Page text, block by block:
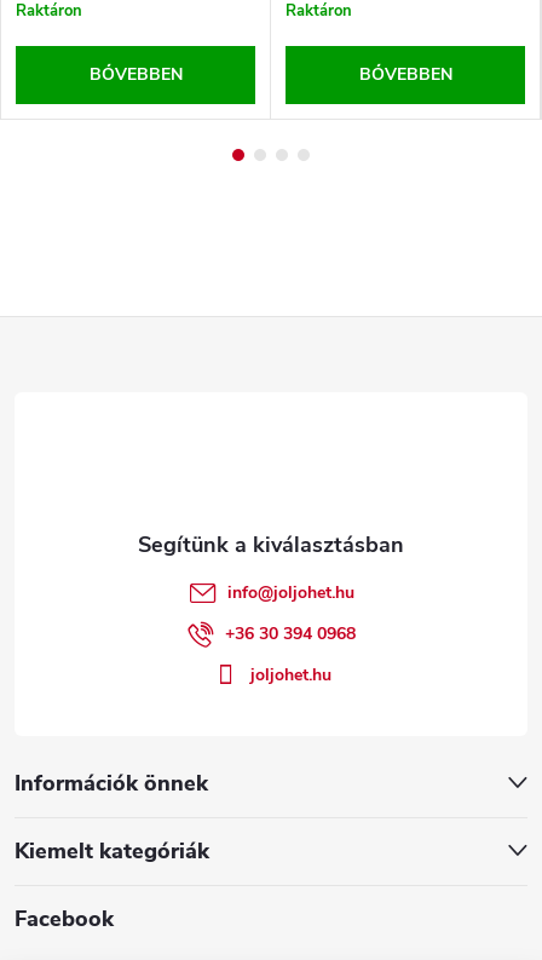
Raktáron
BŐVEBBEN
Raktáron
BŐVEBBEN
Információk önnek
Kiemelt kategóriák
Facebook
info@joljohet.hu
+36 30 394 0968
joljohet.hu